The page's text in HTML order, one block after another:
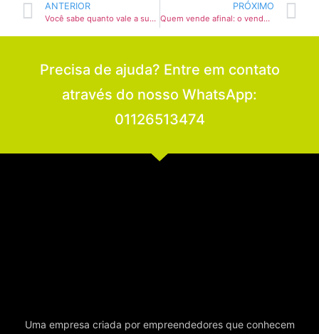
ANTERIOR
Você sabe quanto vale a sua carteira de clientes? Quando o papel vira dinheiro.
PRÓXIMO
Quem vende afinal: o vendedor ou o gerente?
Precisa de ajuda? Entre em contato
através do nosso WhatsApp:
01126513474
Uma empresa criada por empreendedores que conhecem